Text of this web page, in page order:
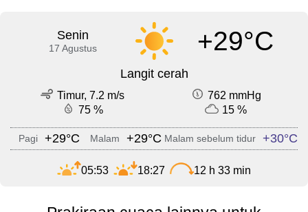
Senin
17 Agustus +29°C
Langit cerah
Timur, 7.2 m/s
762 mmHg
75 %
15 %
Pagi +29°C Malam +29°C Malam sebelum tidur +30°C
05:53 18:27 12 h 33 min